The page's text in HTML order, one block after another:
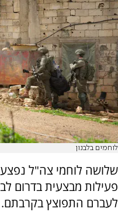
לוחמים בלבנון
שלושה לוחמי צה"ל
פעילות מבצעית בדרום
לעברם התפוצץ בקרבתם.